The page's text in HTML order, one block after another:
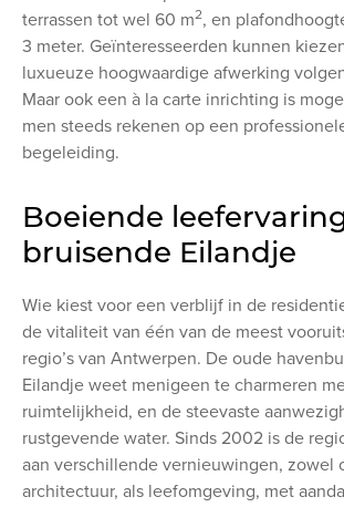
terrassen tot wel 60 m2, en
3 meter. Geïnteresseerden kunnen
luxueuze hoogwaardige afwerking
Maar ook een à la carte inrichting is
men steeds rekenen op een
begeleiding.
Boeiende
bruisende Eilandje
Wie kiest voor een verblijf in de
de vitaliteit van één van de meest
regio’s van Antwerpen. De oude
Eilandje weet menigeen te charmeren
ruimtelijkheid, en de steevaste
rustgevende water. Sinds 2002 is de
aan verschillende vernieuwingen, zowel
architectuur, als leefomgeving, met